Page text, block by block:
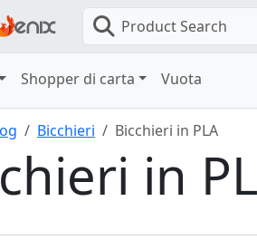
Product Search
Shopper di carta Vuota
Bicchieri Bicchieri in PLA
in